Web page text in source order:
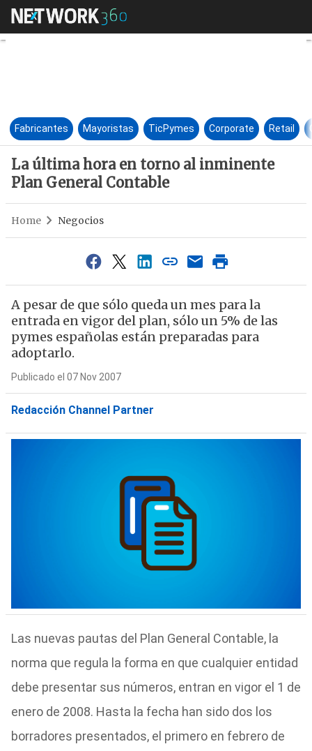
La última hora en torno al
Fabricantes Mayoristas TicPymes Corporate Retail
La última hora en torno al inminente
Plan General Contable
Home Negocios
A pesar de que sólo queda un mes para la
entrada en vigor del plan, sólo un 5% de las
pymes españolas están preparadas para
adoptarlo.
Publicado el 07 Nov 2007
Redacción Channel Partner
Las nuevas pautas del Plan General Contable, la
norma que regula la forma en que cualquier entidad
debe presentar sus números, entran en vigor el 1 de
enero de 2008. Hasta la fecha han sido dos los
borradores presentados, el primero en febrero de